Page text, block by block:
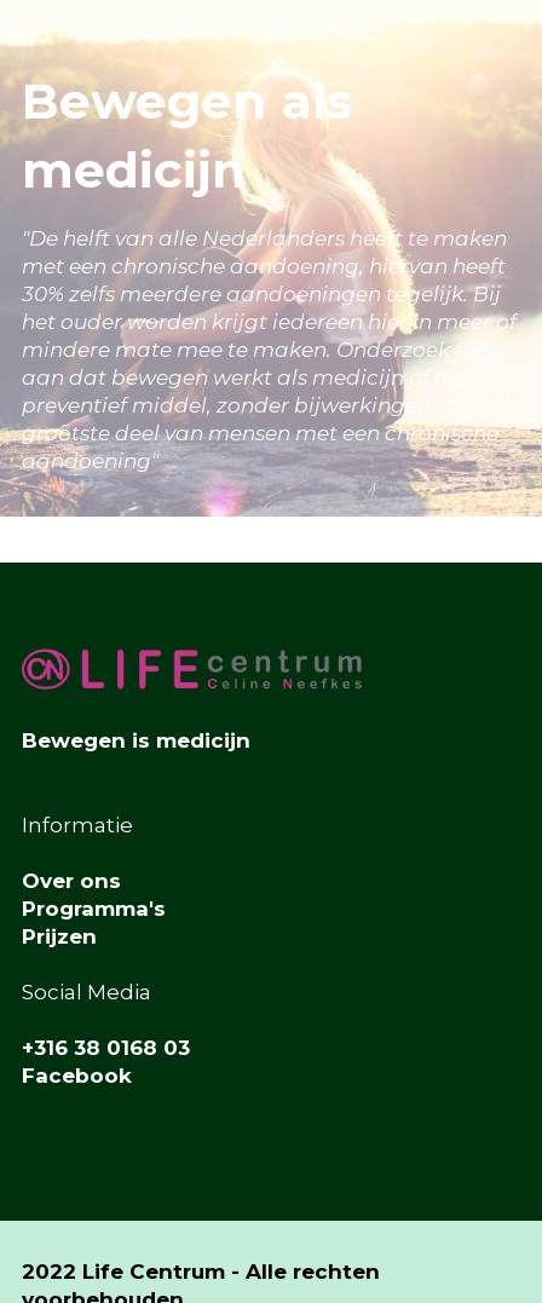
Bewegen als
medicijn
"De helft van alle Nederlanders heeft te maken
met een chronische aandoening, hiervan heeft
30% zelfs meerdere aandoeningen tegelijk. Bij
het ouder worden krijgt iedereen hier in meer of
mindere mate mee te maken. Onderzoek toont
aan dat bewegen werkt als medicijn of als
preventief middel, zonder bijwerkingen voor het
grootste deel van mensen met een chronische
aandoening"
Bewegen is medicijn
Informatie
Over ons
Programma's
Prijzen
Social Media
+316 38 0168 03
Facebook
2022 Life Centrum - Alle rechten